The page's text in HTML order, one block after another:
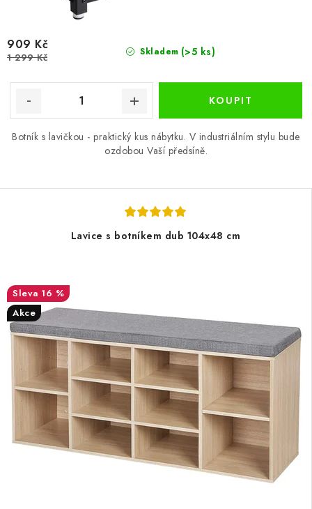
Skladem (>5 ks)
909 Kč
1 299 Kč
Botník s lavičkou - praktický kus nábytku. V industriálním stylu bude
ozdobou Vaší předsíně.
Lavice s botníkem dub 104x48 cm
16 %
Akce